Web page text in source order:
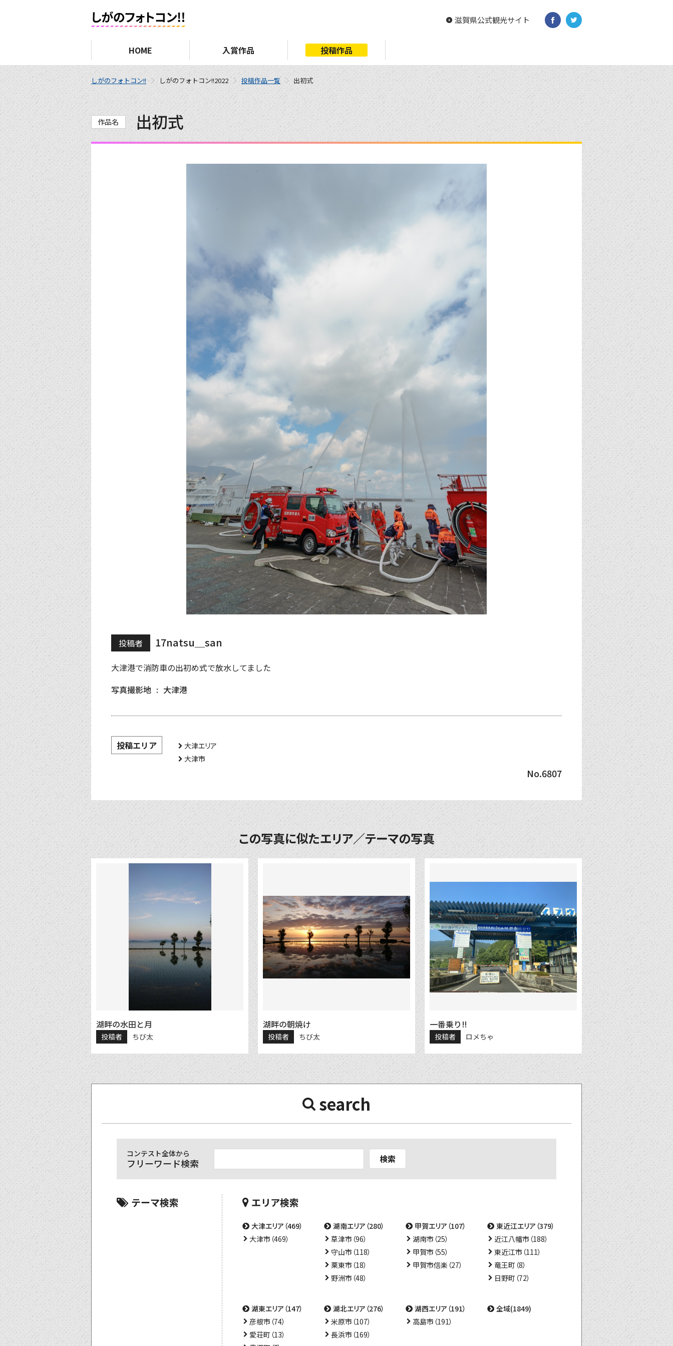
滋賀県公式観光サイト
HOME 入賞作品 投稿作品
しがのフォトコン!! しがのフォトコン!!2022 投稿作品一覧 出初式
作品名 出初式
投稿者 17natsu＿san
大津港で消防車の出初め式で放水してました
写真撮影地
大津港
投稿エリア
大津エリア
大津市
No.6807
この写真に似たエリア／テーマの写真
湖畔の水田と月
投稿者 ちび太
湖畔の朝焼け
投稿者 ちび太
一番乗り‼︎
投稿者 ロメちゃ
search
コンテスト全体から
フリーワード検索 検索
テーマ検索 エリア検索
大津エリア（469）
大津市（469）
湖南エリア（280）
草津市（96）
守山市（118）
栗東市（18）
野洲市（48）
甲賀エリア（107）
湖南市（25）
甲賀市（55）
甲賀市信楽（27）
東近江エリア（379）
近江八幡市（188）
東近江市（111）
竜王町（8）
日野町（72）
湖東エリア（147）
彦根市（74）
愛荘町（13）
湖北エリア（276）
米原市（107）
長浜市（169）
湖西エリア（191）
高島市（191）
全域(1849)